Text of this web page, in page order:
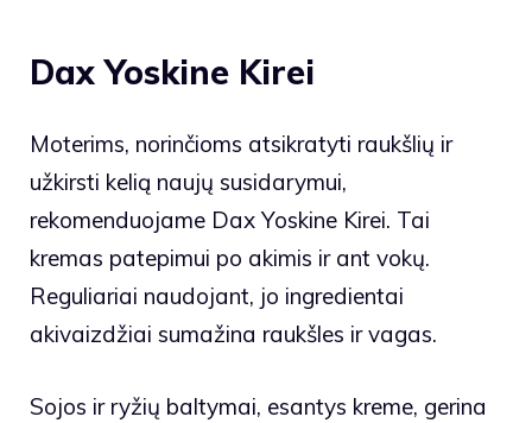
Dax Yoskine Kirei
Moterims, norinčioms atsikratyti raukšlių ir
užkirsti kelią naujų susidarymui,
rekomenduojame Dax Yoskine Kirei. Tai
kremas patepimui po akimis ir ant vokų.
Reguliariai naudojant, jo ingredientai
akivaizdžiai sumažina raukšles ir vagas.
Sojos ir ryžių baltymai, esantys kreme, gerina